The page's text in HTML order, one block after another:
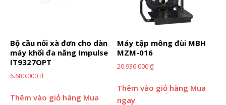
Bộ cầu nối xà đơn cho dàn
máy khối đa năng Impulse
IT9327OPT
6.680.000₫
Thêm vào giỏ hàng Mua
Máy tập mông đùi MBH
MZM-016
20.936.000₫
Thêm vào giỏ hàng Mua
ngay